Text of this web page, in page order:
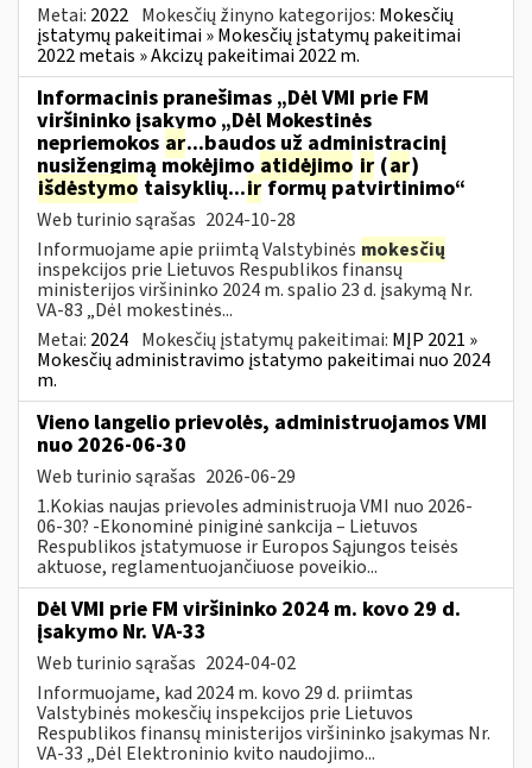
Metai: 2022 Mokesčių žinyno kategorijos: Mokesčių
įstatymų pakeitimai » Mokesčių įstatymų pakeitimai
2022 metais » Akcizų pakeitimai 2022 m.
Informacinis pranešimas „Dėl VMI prie FM
viršininko įsakymo „Dėl Mokestinės
nepriemokos ar...baudos už administracinį
nusižengimą mokėjimo atidėjimo ir (ar)
išdėstymo taisyklių...irformų patvirtinimo“
Web turinio sąrašas 2024-10-28
Informuojame apie priimtą Valstybinės mokesčių
inspekcijos prie Lietuvos Respublikos finansų
ministerijos viršininko 2024 m. spalio 23 d. įsakymą Nr.
VA-83 „Dėl mokestinės...
Metai: 2024 Mokesčių įstatymų pakeitimai: MĮP 2021 »
Mokesčių administravimo įstatymo pakeitimai nuo 2024
m.
Vieno langelio prievolės, administruojamos VMI
nuo 2026-06-30
Web turinio sąrašas 2026-06-29
1.Kokias naujas prievoles administruoja VMI nuo 2026-
06-30? -Ekonominė piniginė sankcija – Lietuvos
Respublikos įstatymuose ir Europos Sąjungos teisės
aktuose, reglamentuojančiuose poveikio...
Dėl VMI prie FM viršininko 2024 m. kovo 29 d.
įsakymo Nr. VA-33
Web turinio sąrašas 2024-04-02
Informuojame, kad 2024 m. kovo 29 d. priimtas
Valstybinės mokesčių inspekcijos prie Lietuvos
Respublikos finansų ministerijos viršininko įsakymas Nr.
VA-33 „Dėl Elektroninio kvito naudojimo...